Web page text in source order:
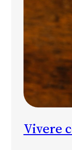
Vivere